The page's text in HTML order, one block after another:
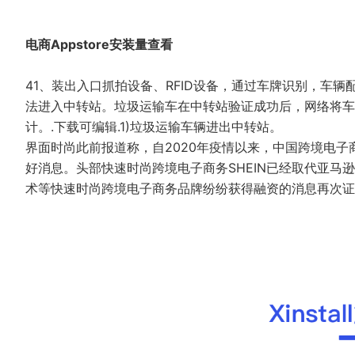
电商Appstore安装量查看
41、装出入口抓拍设备、RFID设备，通过车牌识别，车
法进入中转站。垃圾运输车在中转站验证成功后，网络将
计。.下载可编辑.1)垃圾运输车辆进出中转站。
界面时尚此前报道称，自2020年疫情以来，中国跨境电
好消息。头部快速时尚跨境电子商务SHEIN已经取代亚
术等快速时尚跨境电子商务品牌纷纷获得融资的消息再次